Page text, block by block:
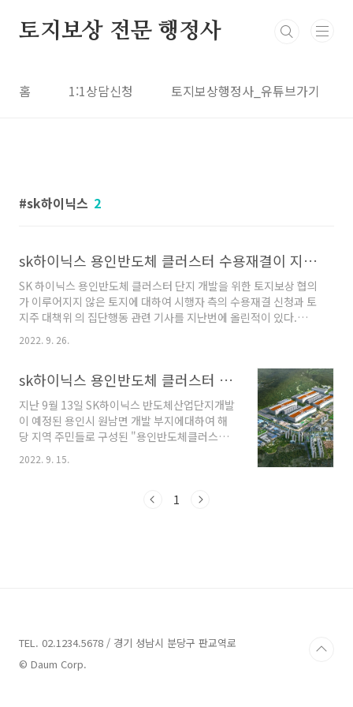
토지보상 전문 행정사
홈 1:1상담신청 토지보상행정사_유튜브가기
sk하이닉스 2
sk하이닉스 용인반도체 클러스터 수용재결이 지방토지수용위 통과
SK 하이닉스 용인반도체 클러스터 단지 개발을 위한 토지보상 협의
가 이루어지지 않은 토지에 대하여 시행자 측의 수용재결 신청과 토
지주 대책위 의 집단행동 관련 기사를 지난번에 올린적이 있다.
2022.09.15 - [보상일반] - sk하이닉스 용인반도체 클러스터 관련
경기도 원삼면 주민들의 대책위 활동을 보고
2022. 9. 26.
sk하이닉스 용인반도체 클러스터 관련 경기도 원삼면 주민들의 대책위 활동을 보고
지난 9월 13일 SK하이닉스 반도체산업단지개발
이 예정된 용인시 원남면 개발 부지에대하여 해
당 지역 주민들로 구성된 "용인반도체클러스터
연합비상대책위원회(이하 연합비대위 하고 함)
는 지방토지수용위원회에서의 수용재결 심의위
다. 또 연합비대위 수용주민들은 심의위원회의
용위원회 심의를 받기 위하여 사업개발동의서..
2022. 9. 15.
1
TEL. 02.1234.5678 / 경기 성남시 분당구 판교역로
© Daum Corp.